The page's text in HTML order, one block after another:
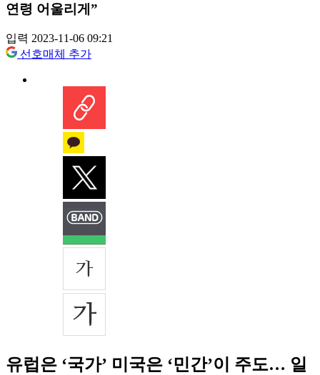
연령 어울리게”
입력 2023-11-06 09:21
선호매체 추가
유럽은 ‘국가’ 미국은 ‘민간’이 주도… 일